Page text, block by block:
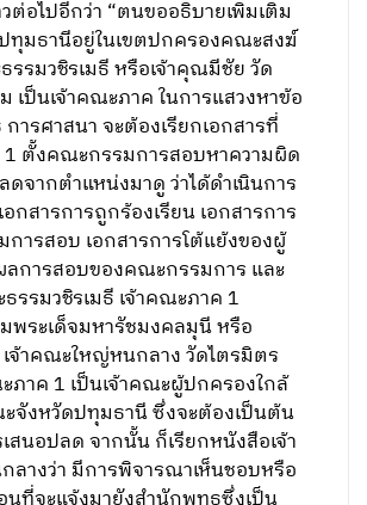
ต่อไปอีกว่า “ตนขออธิบายเพิ่มเติม
มธานีอยู่ในเขตปกครองคณะสงฆ์
รรมวชิรเมธี หรือเจ้าคุณมีชัย วัด
เป็นเจ้าคณะภาค ในการแสวงหาข้อ
ารศาสนา จะต้องเรียกเอกสารที่
1 ตั้งคณะกรรมการสอบหาความผิด
จากตำแหน่งมาดู ว่าได้ดำเนินการ
กสารการถูกร้องเรียน เอกสารการ
ารสอบ เอกสารการโต้แย้งของผู้
ลการสอบของคณะกรรมการ และ
รรมวชิรเมธี เจ้าคณะภาค 1
พระเด็จมหารัชมงคลมุนี หรือ
จ้าคณะใหญ่หนกลาง วัดไตรมิตร
ะภาค 1 เป็นเจ้าคณะผู้ปกครองใกล้
จังหวัดปทุมธานี ซึ่งจะต้องเป็นต้น
เสนอปลด จากนั้น ก็เรียกหนังสือเจ้า
างว่า มีการพิจารณาเห็นชอบหรือ